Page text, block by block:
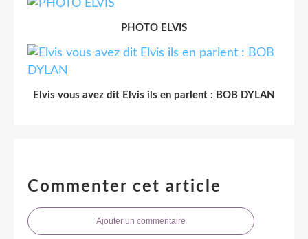
PHOTO ELVIS
Elvis vous avez dit Elvis ils en parlent : BOB DYLAN
Commenter cet article
Ajouter un commentaire